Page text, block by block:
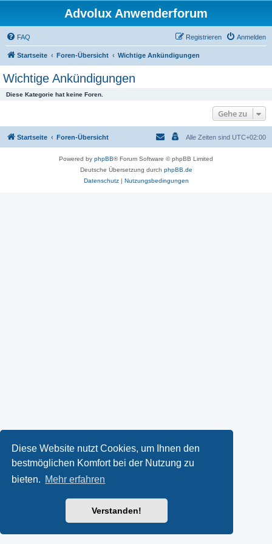
Diese Website nutzt Cookies, um Ihnen den
bestmöglichen Komfort bei der Nutzung zu
bieten. Mehr erfahren
Verstanden!
Advolux Anwenderforum
FAQ Anmelden
Registrieren
Startseite Foren-Übersicht Wichtige Ankündigungen
Wichtige Ankündigungen
Diese Kategorie hat keine Foren.
Gehe zu
Startseite Foren-Übersicht Alle Zeiten sind UTC+02:00
Powered by phpBB® Forum Software © phpBB Limited
Deutsche Übersetzung durch phpBB.de
Datenschutz| Nutzungsbedingungen